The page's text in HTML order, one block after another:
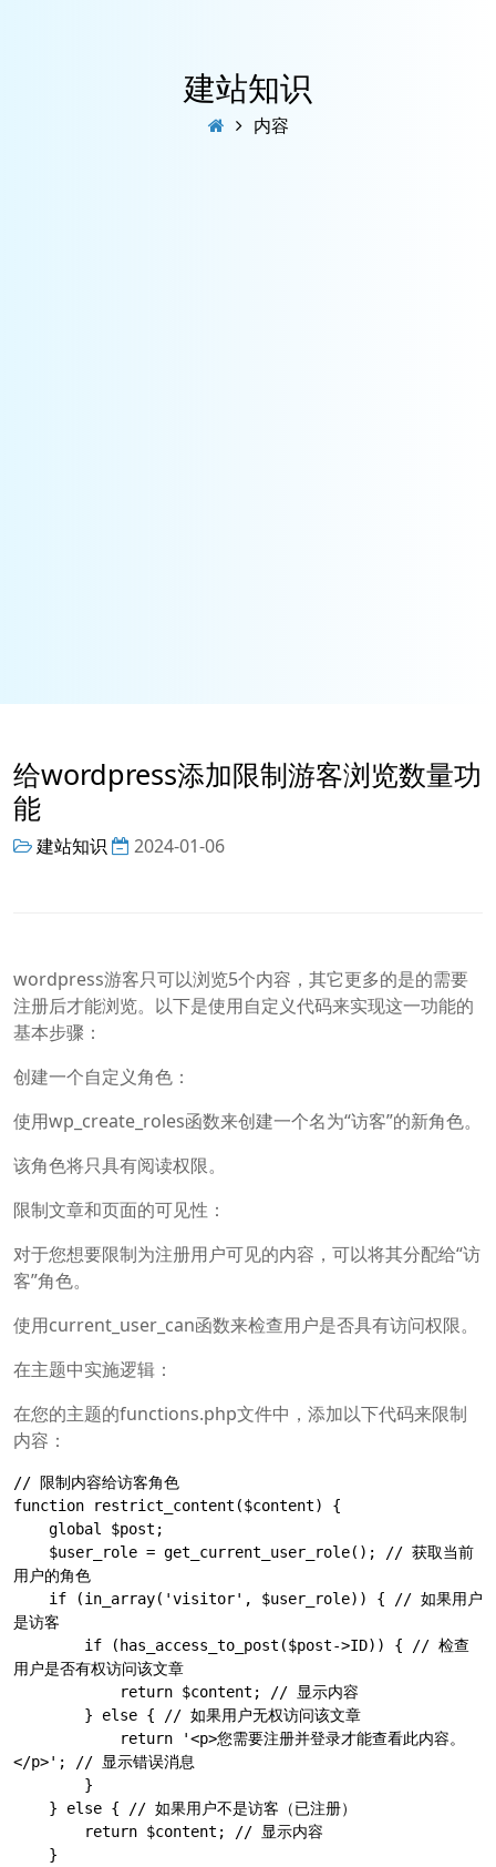
建站知识
内容
给wordpress添加限制游客浏览数量功
能
建站知识 2024-01-06
wordpress游客只可以浏览5个内容，其它更多的是的需要
注册后才能浏览。以下是使用自定义代码来实现这一功能的
基本步骤：
创建一个自定义角色：
使用wp_create_roles函数来创建一个名为“访客”的新角色。
该角色将只具有阅读权限。
限制文章和页面的可见性：
对于您想要限制为注册用户可见的内容，可以将其分配给“访
客”角色。
使用current_user_can函数来检查用户是否具有访问权限。
在主题中实施逻辑：
在您的主题的functions.php文件中，添加以下代码来限制
内容：
// 限制内容给访客角色
function restrict_content($content) {
用户的角色
是访客
用户是否有权访问该文章
</p>'; // 显示错误消息